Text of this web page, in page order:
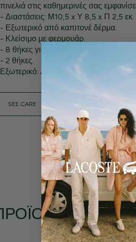
πινελιά στις καθημερινές σας
- Διαστάσεις: Μ10,5 x Υ 8,5 x Π 2,5 εκ.
- Εξωτερικό από καπιτονέ δέρμα.
- Κλείσιμο με φερμουάρ.
- 8 θήκες για κάρτες στο εσωτερικό και
- 2 θήκες.
Εξωτερικό: Δέρμα βοοειδών (100%)
SEE.CARE